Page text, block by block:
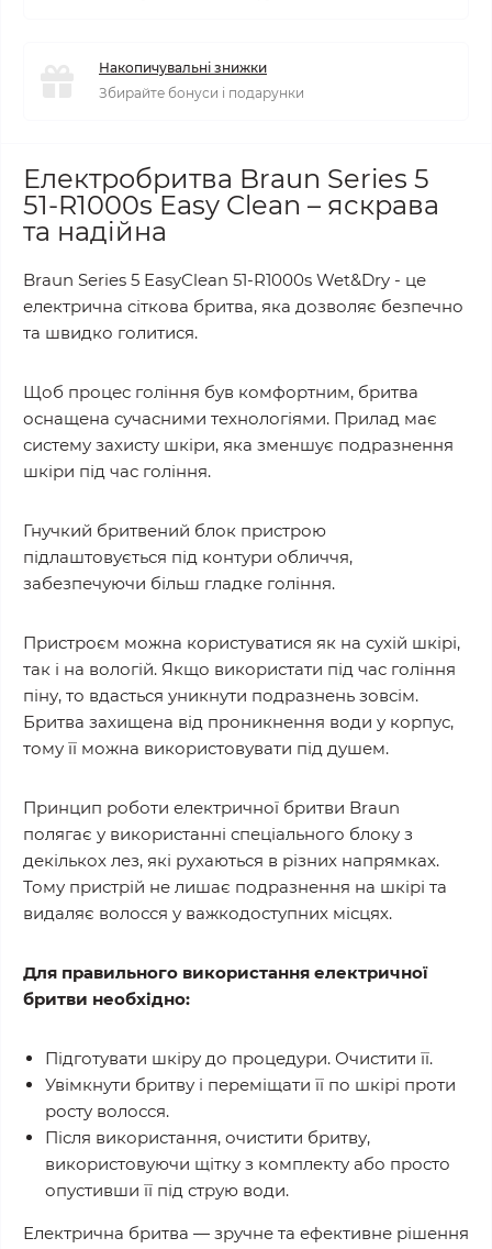
Накопичувальні знижки
Збирайте бонуси і подарунки
Електробритва Braun Series 5
51-R1000s Easy Clean – яскрава
та надійна
Braun Series 5 EasyClean 51-R1000s Wet&Dry - це
електрична сіткова бритва, яка дозволяє безпечно
та швидко голитися.
Щоб процес гоління був комфортним, бритва
оснащена сучасними технологіями. Прилад має
систему захисту шкіри, яка зменшує подразнення
шкіри під час гоління.
Гнучкий бритвений блок пристрою
підлаштовується під контури обличчя,
забезпечуючи більш гладке гоління.
Пристроєм можна користуватися як на сухій шкірі,
так і на вологій. Якщо використати під час гоління
піну, то вдасться уникнути подразнень зовсім.
Бритва захищена від проникнення води у корпус,
тому її можна використовувати під душем.
Принцип роботи електричної бритви Braun
полягає у використанні спеціального блоку з
декількох лез, які рухаються в різних напрямках.
Тому пристрій не лишає подразнення на шкірі та
видаляє волосся у важкодоступних місцях.
Для правильного використання електричної
бритви необхідно:
Підготувати шкіру до процедури. Очистити її.
Увімкнути бритву і переміщати її по шкірі проти
росту волосся.
Після використання, очистити бритву,
використовуючи щітку з комплекту або просто
опустивши її під струю води.
Електрична бритва — зручне та ефективне рішення